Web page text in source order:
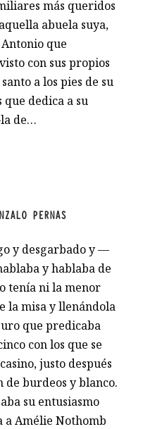
más queridos
abuela suya,
que
con sus propios
a los pies de su
que dedica a su
de…
PERNAS
y desgarbado y —
y hablaba de
tenía ni la menor
la misa y llenándola
que predicaba
con los que se
justo después
burdeos y blanco.
su entusiasmo
a Amélie Nothomb